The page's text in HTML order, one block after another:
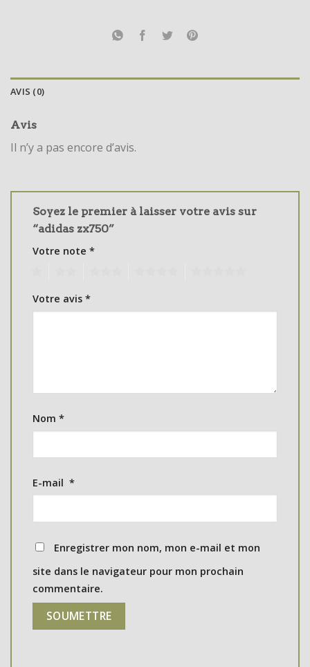
AVIS (0)
Avis
Il n’y a pas encore d’avis.
Soyez le premier à laisser votre avis sur
“adidas zx750”
Votre note *
Votre avis *
Nom *
E-mail *
Enregistrer mon nom, mon e-mail et mon
site dans le navigateur pour mon prochain
commentaire.